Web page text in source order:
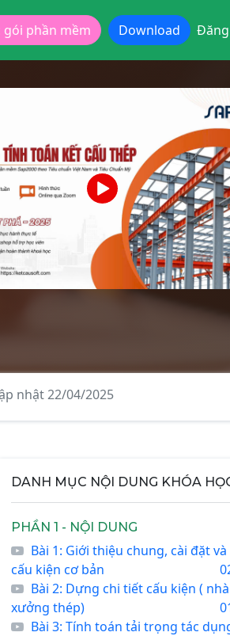
gói phần mềm Download
nhật 22/04/2025
DANH MỤC NỘI DUNG KHÓA
PHẦN 1 - NỘI DUNG
Bài 1: Giới thiệu chung, cài đặt
cấu kiện cơ bản
Bài 2: Dựng chi tiết cấu kiện ( nhà
xưởng thép)
Bài 3: Tính toán tải trọng tác